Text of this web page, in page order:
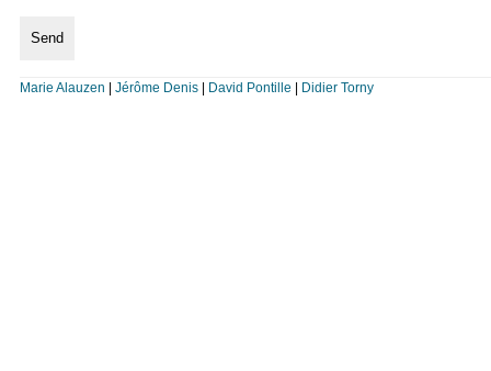
Marie Alauzen Jérôme Denis| David Pontille Didier Torny